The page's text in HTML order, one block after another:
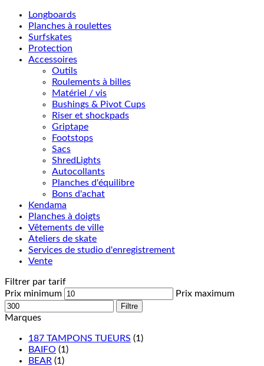
Longboards
Planches à roulettes
Surfskates
Protection
Accessoires
Outils
Roulements à billes
Matériel / vis
Bushings & Pivot Cups
Riser et shockpads
Griptape
Footstops
Sacs
ShredLights
Autocollants
Planches d'équilibre
Bons d'achat
Kendama
Planches à doigts
Vêtements de ville
Ateliers de skate
Services de studio d'enregistrement
Vente
Filtrer par tarif
Prix minimum
Prix maximum
Filtre
Marques
187 TAMPONS TUEURS (1)
BAIFO (1)
BEAR (1)